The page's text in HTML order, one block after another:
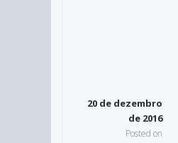
20 de dezembro
de 2016
Posted on